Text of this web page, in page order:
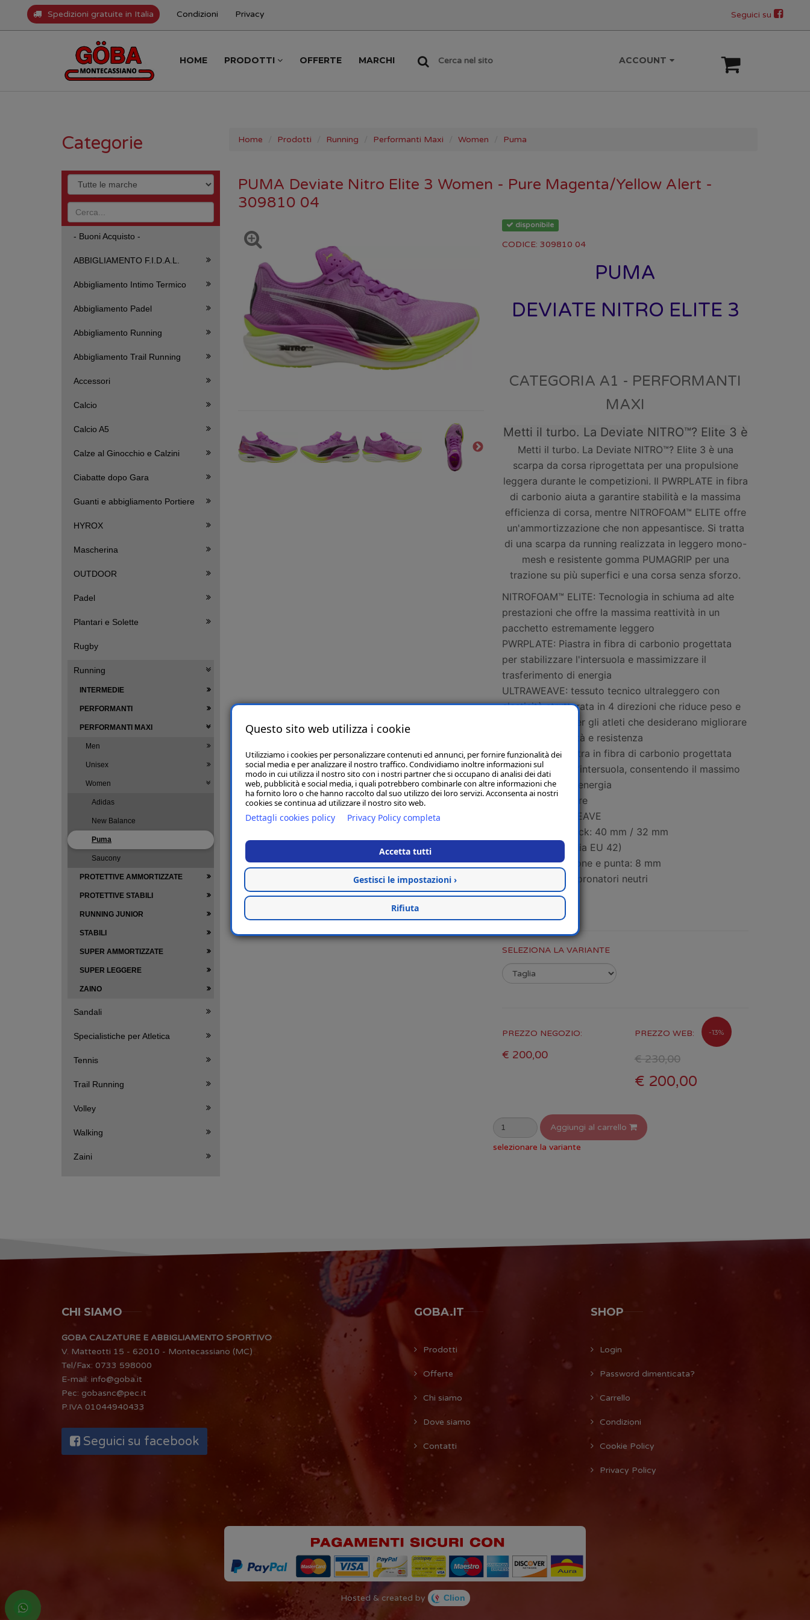
Spedizioni gratuite in Italia Condizioni Privacy Seguici su
HOME PRODOTTI OFFERTE MARCHI Cerca nel sito ACCOUNT
Home Prodotti Running Performanti Maxi Women Puma
PUMA Deviate Nitro Elite 3 Women - Pure Magenta/Yellow Alert -
309810 04
disponibile
CODICE: 309810 04
PUMA
DEVIATE NITRO ELITE 3
CATEGORIA A1 - PERFORMANTI
MAXI
Metti il turbo. La Deviate NITRO™? Elite 3 è
Metti il turbo. La Deviate NITRO™? Elite 3 è una
scarpa da corsa riprogettata per una propulsione
leggera durante le competizioni. Il PWRPLATE in fibra
di carbonio aiuta a garantire stabilità e la massima
efficienza di corsa, mentre NITROFOAM™ ELITE offre
un'ammortizzazione che non appesantisce. Si tratta
di una scarpa da running realizzata in leggero mono-
mesh e resistente gomma PUMAGRIP per una
trazione su più superfici e una corsa senza sforzo.
NITROFOAM™ ELITE: Tecnologia in schiuma ad alte
prestazioni che offre la massima reattività in un
pacchetto estremamente leggero
PWRPLATE: Piastra in fibra di carbonio progettata
per stabilizzare l'intersuola e massimizzare il
trasferimento di energia
ULTRAWEAVE: tessuto tecnico ultraleggero con
elasticità strutturata in 4 direzioni che riduce peso e
attrito. Creato per gli atleti che desiderano migliorare
la propria velocità e resistenza
PWRPLATE: piastra in fibra di carbonio progettata
per stabilizzare l’intersuola, consentendo il massimo
trasferimento di energia
Vestibilità regolare
Tomaia ULTRAWEAVE
Altezza dello stack: 40 mm / 32 mm
Peso: 194 g (taglia EU 42)
Dislivello tra tallone e punta: 8 mm
Consigliata per: pronatori neutri
SELEZIONA LA VARIANTE
PREZZO NEGOZIO:
€ 200,00
-13%
PREZZO WEB:
€ 230,00
€ 200,00
Aggiungi al carrello
selezionare la variante
Categorie
- Buoni Acquisto -
ABBIGLIAMENTO F.I.D.A.L.
Abbigliamento Intimo Termico
Abbigliamento Padel
Abbigliamento Running
Abbigliamento Trail Running
Accessori
Calcio
Calcio A5
Calze al Ginocchio e Calzini
Ciabatte dopo Gara
Guanti e abbigliamento Portiere
HYROX
Mascherina
OUTDOOR
Padel
Plantari e Solette
Rugby
Running
INTERMEDIE
PERFORMANTI
PERFORMANTI MAXI
Men
Unisex
Women
Adidas
New Balance
Puma
Saucony
PROTETTIVE AMMORTIZZATE
PROTETTIVE STABILI
RUNNING JUNIOR
STABILI
SUPER AMMORTIZZATE
SUPER LEGGERE
ZAINO
Sandali
Specialistiche per Atletica
Tennis
Trail Running
Volley
Walking
Zaini
CHI SIAMO
GOBA CALZATURE E ABBIGLIAMENTO SPORTIVO
V. Matteotti 15 - 62010 - Montecassiano (MC)
Tel/Fax: 0733 598000
E-mail: info@goba.it
Pec: gobasnc@pec.it
P.IVA 01044940433
Seguici su facebook
GOBA.IT
Prodotti
Offerte
Chi siamo
Dove siamo
Contatti
SHOP
Login
Password dimenticata?
Carrello
Condizioni
Cookie Policy
Privacy Policy
Hosted & created by Clion
Questo sito web utilizza i cookie
Utilizziamo i cookies per personalizzare contenuti ed annunci, per fornire funzionalità dei
social media e per analizzare il nostro traffico. Condividiamo inoltre informazioni sul
modo in cui utilizza il nostro sito con i nostri partner che si occupano di analisi dei dati
web, pubblicità e social media, i quali potrebbero combinarle con altre informazioni che
ha fornito loro o che hanno raccolto dal suo utilizzo dei loro servizi. Acconsenta ai nostri
cookies se continua ad utilizzare il nostro sito web.
Dettagli cookies policy Privacy Policy completa
Accetta tutti
Gestisci le impostazioni ›
Rifiuta